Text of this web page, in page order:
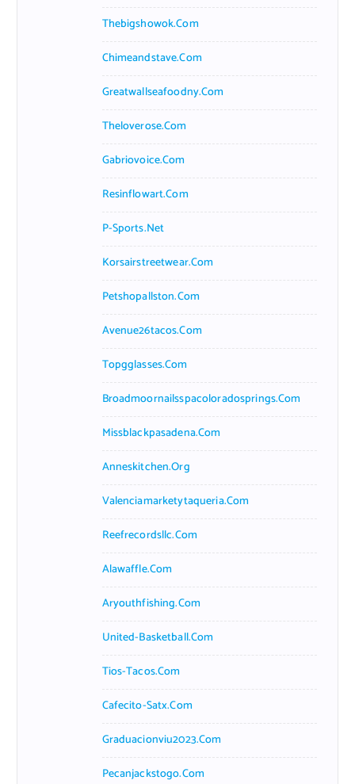
Thebigshowok.com
Chimeandstave.com
Greatwallseafoodny.com
Theloverose.com
Gabriovoice.com
Resinflowart.com
P-Sports.net
Korsairstreetwear.com
Petshopallston.com
Avenue26tacos.com
Topgglasses.com
Broadmoornailsspacoloradosprings.com
Missblackpasadena.com
Anneskitchen.org
Valenciamarketytaqueria.com
Reefrecordsllc.com
Alawaffle.com
Aryouthfishing.com
United-Basketball.com
Tios-Tacos.com
Cafecito-Satx.com
Graduacionviu2023.com
Pecanjackstogo.com